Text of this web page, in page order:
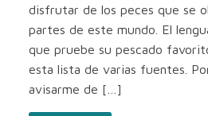
disfrutar de los peces que se
partes de este mundo. El
que pruebe su pescado
esta lista de varias fuentes.
avisarme de […]